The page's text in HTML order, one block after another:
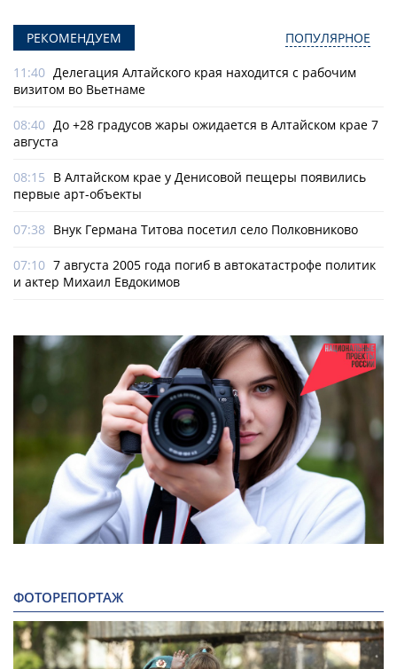
РЕКОМЕНДУЕМ ПОПУЛЯРНОЕ
11:40 Делегация Алтайского края находится с рабочим
визитом во Вьетнаме
08:40 До +28 градусов жары ожидается в Алтайском крае 7
августа
08:15 В Алтайском крае у Денисовой пещеры появились
первые арт-объекты
07:38 Внук Германа Титова посетил село Полковниково
07:10 7 августа 2005 года погиб в автокатастрофе политик
и актер Михаил Евдокимов
ФОТОРЕПОРТАЖ